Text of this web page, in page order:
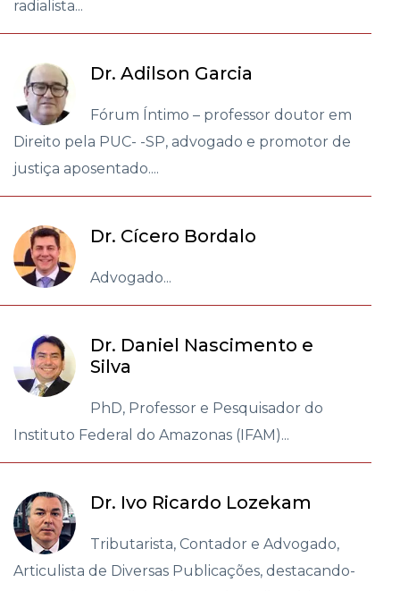
radialista...
Dr. Adilson Garcia
Fórum Íntimo – professor doutor em
Direito pela PUC- -SP, advogado e promotor de
justiça aposentado....
Dr. Cícero Bordalo
Advogado...
Dr. Daniel Nascimento e
Silva
PhD, Professor e Pesquisador do
Instituto Federal do Amazonas (IFAM)...
Dr. Ivo Ricardo Lozekam
Tributarista, Contador e Advogado,
Articulista de Diversas Publicações, destacando-